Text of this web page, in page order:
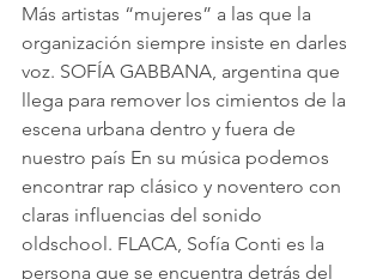
Más artistas “mujeres” a las que la
organización siempre insiste en darles
voz. SOFÍA GABBANA, argentina que
llega para remover los cimientos de la
escena urbana dentro y fuera de
nuestro país En su música podemos
encontrar rap clásico y noventero con
claras influencias del sonido
oldschool. FLACA, Sofía Conti es la
persona que se encuentra detrás del